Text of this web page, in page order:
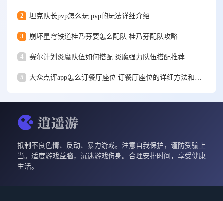
2 坦克队长pvp怎么玩 pvp的玩法详细介绍
3 崩坏星穹铁道桂乃芬要怎么配队 桂乃芬配队攻略
4 赛尔计划炎魔队伍如何搭配 炎魔强力队伍搭配推荐
5
抵制不良色情、反动、暴力游戏。注意自我保护，谨防受骗上
当。适度游戏益脑，沉迷游戏伤身。合理安排时间，享受健康
生活。